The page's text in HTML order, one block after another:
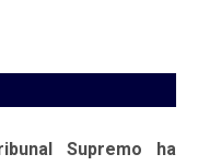
Supremo ha